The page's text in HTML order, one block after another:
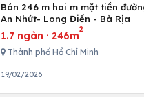
Bán 246 m hai m mặt tiền
An Nhứt- Long Điền - Bà Rịa
1.7 ngàn · 246m
2
Thành phố Hồ Chí Minh
19/02/2026